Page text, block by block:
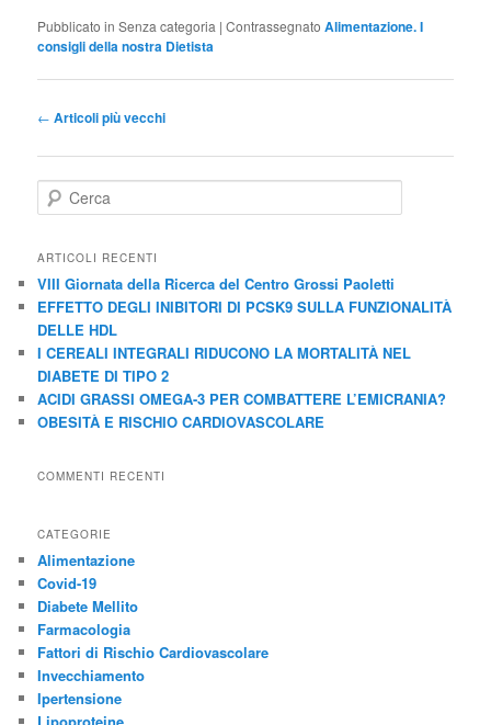
Pubblicato in Senza categoria |Contrassegnato Alimentazione. I
consigli della nostra Dietista
Navigazione
← Articoli più vecchi
e
c
ARTICOLI RECENTI
VIII Giornata della Ricerca del Centro Grossi Paoletti
EFFETTO DEGLI INIBITORI DI PCSK9 SULLA FUNZIONALITÀ
DELLE HDL
I CEREALI INTEGRALI RIDUCONO LA MORTALITÀ NEL
DIABETE DI TIPO 2
ACIDI GRASSI OMEGA-3 PER COMBATTERE L’EMICRANIA?
OBESITÀ E RISCHIO CARDIOVASCOLARE
COMMENTI RECENTI
CATEGORIE
Alimentazione
Covid-19
Diabete Mellito
Farmacologia
Fattori di Rischio Cardiovascolare
Invecchiamento
Ipertensione